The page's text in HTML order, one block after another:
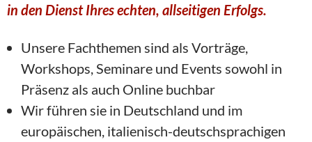
in den Dienst Ihres echten, allseitigen Erfolgs.
Unsere Fachthemen sind als Vorträge,
Workshops, Seminare und Events sowohl in
Präsenz als auch Online buchbar
Wir führen sie in Deutschland und im
europäischen, italienisch-deutschsprachigen